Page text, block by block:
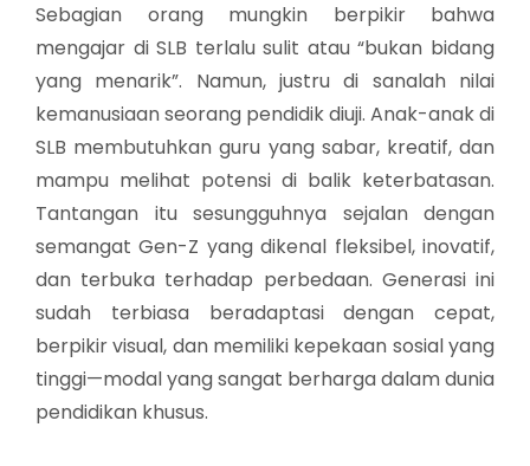
Sebagian orang mungkin berpikir bahwa
mengajar di SLB terlalu sulit atau “bukan bidang
yang menarik”. Namun, justru di sanalah nilai
kemanusiaan seorang pendidik diuji. Anak-anak di
SLB membutuhkan guru yang sabar, kreatif, dan
mampu melihat potensi di balik keterbatasan.
Tantangan itu sesungguhnya sejalan dengan
semangat Gen-Z yang dikenal fleksibel, inovatif,
dan terbuka terhadap perbedaan. Generasi ini
sudah terbiasa beradaptasi dengan cepat,
berpikir visual, dan memiliki kepekaan sosial yang
tinggi—modal yang sangat berharga dalam dunia
pendidikan khusus.